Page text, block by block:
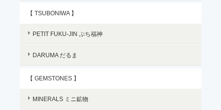
【 TSUBONIWA 】
PETIT FUKU-JIN ぷち福神
DARUMA だるま
【 GEMSTONES 】
MINERALS ミニ鉱物